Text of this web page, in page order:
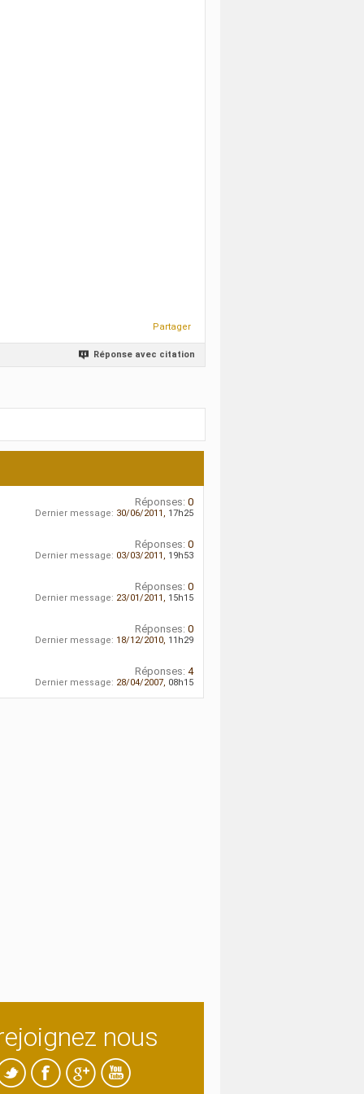
Partager
Réponse avec citation
Réponses: 0
Dernier message: 30/06/2011, 17h25
Réponses: 0
Dernier message: 03/03/2011, 19h53
Réponses: 0
Dernier message: 23/01/2011, 15h15
Réponses: 0
Dernier message: 18/12/2010, 11h29
Réponses: 4
Dernier message: 28/04/2007, 08h15
nous